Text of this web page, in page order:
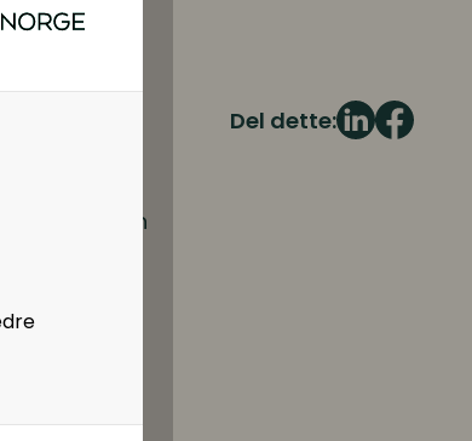
Del dette:
er i ferd
Mathisen
til å være i
skal
nye
har